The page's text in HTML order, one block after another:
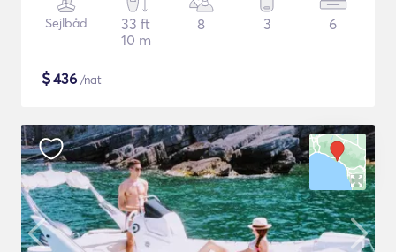
Sejlbåd
33 ft
10 m
8 3 6
$436 /nat